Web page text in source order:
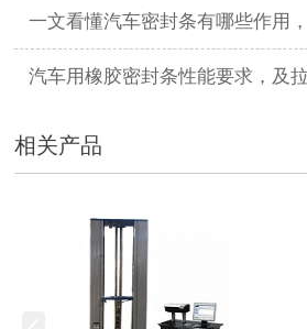
一文看懂汽车密封条有哪些作用，仔细
汽车用橡胶密封条性能要求，及拉伸强
相关产品